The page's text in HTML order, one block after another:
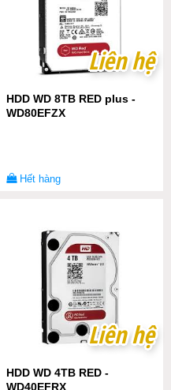
Liên hệ
Liên hệ
HDD WD 8TB RED plus -
WD80EFZX
Hết hàng
Liên hệ
Liên hệ
HDD WD 4TB RED -
WD40EFRX